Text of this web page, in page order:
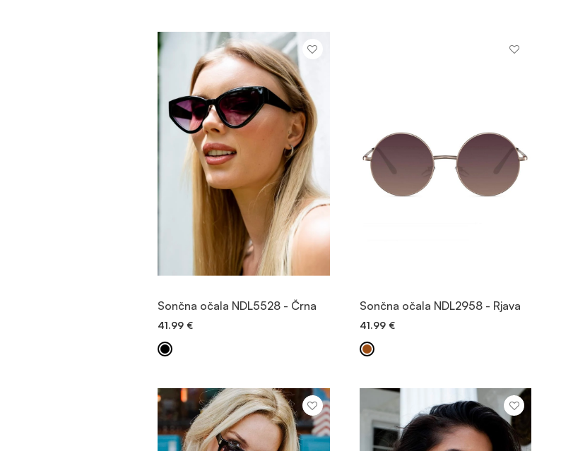
OGLED
Sončna očala NDL5528 - Črna
41.99 €
OGLED
Sončna očala NDL2958 - Rjava
41.99 €